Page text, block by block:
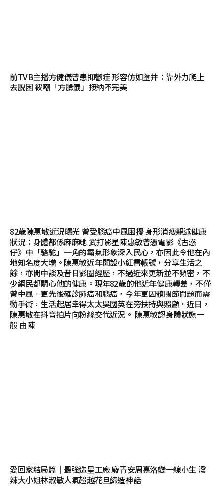
前TVB主播方健儀曾患抑鬱症 形容仿如墮井：靠外力爬上
去脫困 被嘲「方臉儀」接納不完美
82歲陳惠敏近況曝光 曾受腦癌中風困擾 身形消瘦親述健康
狀況：身體都係麻麻哋 武打影星陳惠敏曾憑電影《古惑
仔》中「駱駝」一角的霸氣形象深入民心，亦因此令他在內
地知名度大增。陳惠敏近年開設小紅書帳號，分享生活之
餘，亦間中談及昔日影圈經歷，不過近來更新並不頻密，不
少網民都關心他的健康。現年82歲的他近年健康轉差，不僅
曾中風，更先後確診肺癌和腦癌，今年更因髖關節問題而需
動手術，生活起居幸得太太吳國英在旁扶持與照顧。近日，
陳惠敏在抖音拍片向粉絲交代近況。 陳惠敏認身體狀態一
般 由陳
愛回家結局篇｜最強造星工廠 廢青安周嘉洛變一線小生 潑
辣大小姐林淑敏人氣超越花旦締造神話